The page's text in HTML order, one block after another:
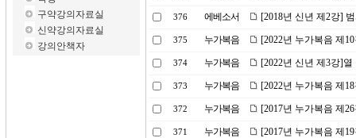
구약강의자료실
신약강의자료실
강의안책자
376 에베소서 [2018년 신년 제2강]
375 누가복음 [2022년 누가복음 제
374 누가복음 [2022년 신년 제3강]
373 누가복음 [2022년 누가복음 제
372 누가복음 [2017년 누가복음 제
371 누가복음 [2017년 누가복음 제